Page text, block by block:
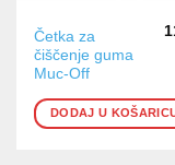
Četka za
čiščenje guma
Muc-Off
DODAJ U